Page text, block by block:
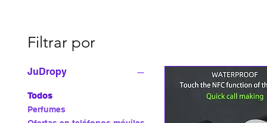
Filtrar por
JuDropy
Todos
Perfumes